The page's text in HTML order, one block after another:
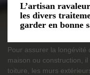
L’artisan
les divers
garder en bonne
Pour assurer la longévité
maison ou construction,
toiture, les murs